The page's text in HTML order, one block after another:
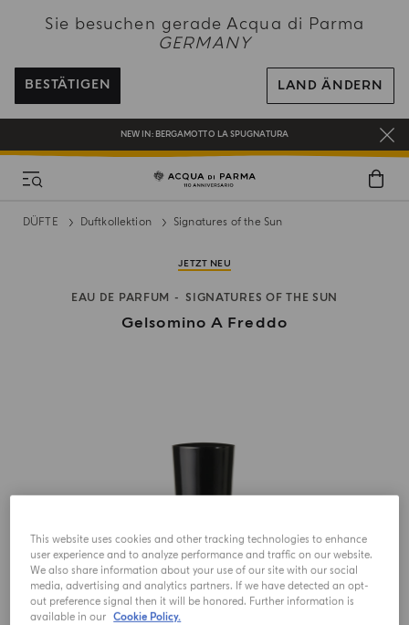
Sie besuchen gerade Acqua di Parma
GERMANY
BESTÄTIGEN LAND ÄNDERN
BEI ALLEN BESTELLUNGEN ÜBER 120€ ERHALTEN SIE EINE KOSTENLOSE
LIEFERUNG
REGISTRIEREN SIE SICH UND GENIESSEN SIE EINE WELT VOLLER VORTEILE
EIN GESCHENK FÜR SIE AUF ALLE BESTELLUNGEN ÜBER 180€
NEW IN: BERGAMOTTO LA SPUGNATURA
DÜFTE Duftkollektion Signatures of the Sun
JETZT NEU
EAU DE PARFUM SIGNATURES OF THE SUN
Gelsomino A Freddo
This website uses cookies and other tracking technologies to enhance
user experience and to analyze performance and traffic on our website.
We also share information about your use of our site with our social
media, advertising and analytics partners. If we have detected an opt-
out preference signal then it will be honored. Further information is
available in our Cookie Policy.